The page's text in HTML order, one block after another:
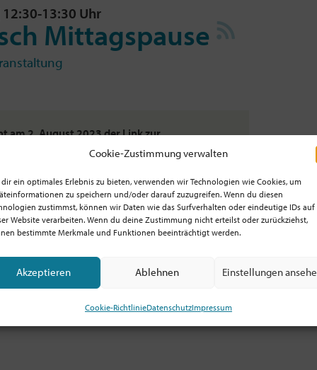
Cookie-Zustimmung verwalten
dir ein optimales Erlebnis zu bieten, verwenden wir Technologien wie Cookies, um
zu speichern und/oder darauf zuzugreifen. Wenn du diesen
zustimmst, können wir Daten wie das Surfverhalten oder eindeutige IDs auf
Website verarbeiten. Wenn du deine Zustimmung nicht erteilst oder zurückziehst,
bestimmte Merkmale und Funktionen beeinträchtigt werden.
Akzeptieren Ablehnen Einstellungen
Cookie-RichtlinieDatenschutzImpressum
12:30-13:30 Uhr
Mittagspause
am 2. August 2023 der Link zur
im Netzwerk. Erfahrene Pioniere und
und außerhalb. Wir planen für 60
der Möglichkeit einer kollegialen